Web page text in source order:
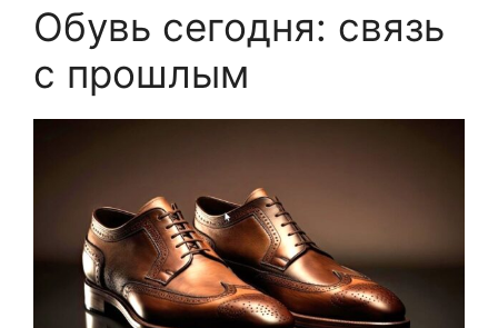
Обувь сегодня: связь
с прошлым